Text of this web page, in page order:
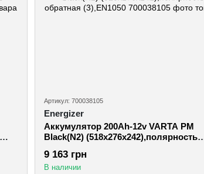
Артикул: 700038105
Energizer
Аккумулятор 200Ah-12v VARTA PM
Black(N2) (518х276х242),полярность
9 163 грн
В наличии